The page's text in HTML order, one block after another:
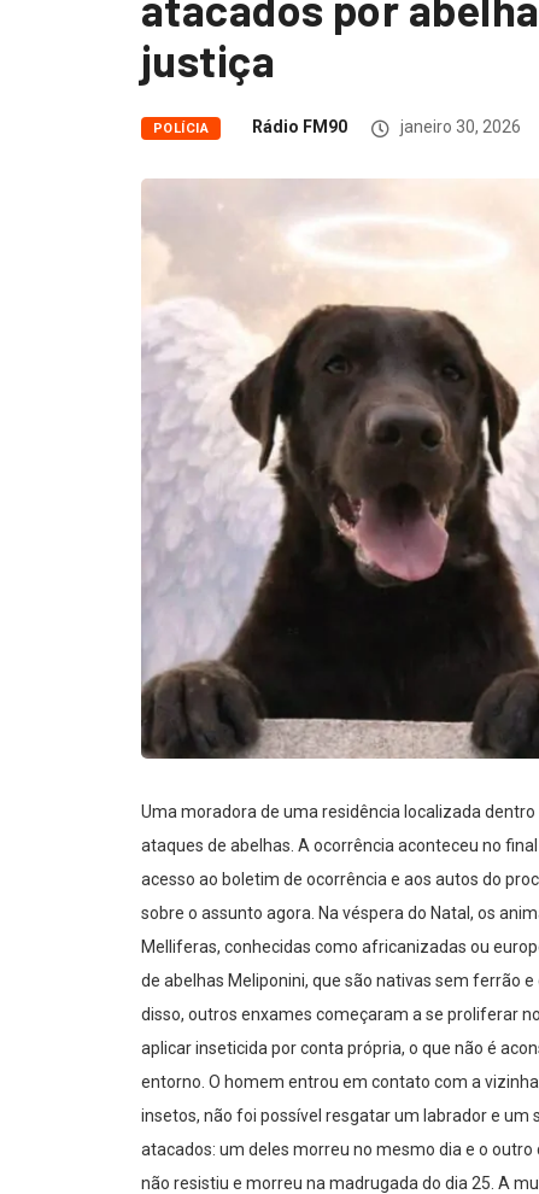
justiça
POLÍCIA Rádio FM90 janeiro 30, 2026
Uma moradora de uma residência localizada
ataques de abelhas. A ocorrência aconteceu no
acesso ao boletim de ocorrência e aos autos do
sobre o assunto agora. Na véspera do Natal, os
Melliferas, conhecidas como africanizadas ou
de abelhas Meliponini, que são nativas sem ferrão
disso, outros enxames começaram a se proliferar
aplicar inseticida por conta própria, o que não é
entorno. O homem entrou em contato com a
insetos, não foi possível resgatar um labrador e
atacados: um deles morreu no mesmo dia e o
não resistiu e morreu na madrugada do dia 25. A